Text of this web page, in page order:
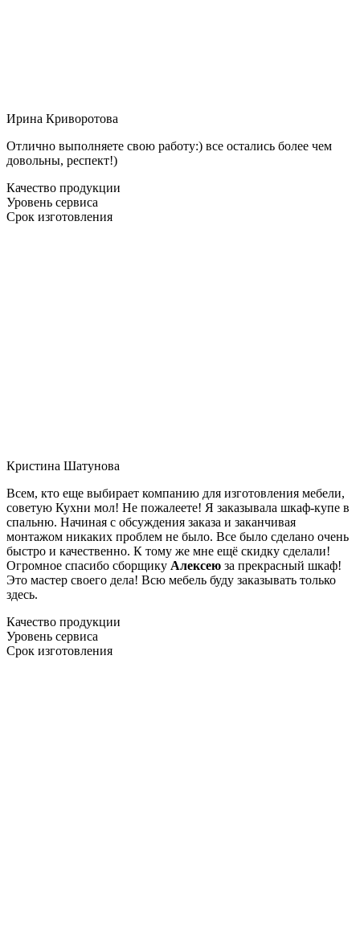
Ирина Криворотова
Отлично выполняете свою работу:) все остались более чем
довольны, респект!)
Качество продукции
Уровень сервиса
Срок изготовления
Кристина Шатунова
Всем, кто еще выбирает компанию для изготовления мебели,
советую Кухни мол! Не пожалеете! Я заказывала шкаф-купе в
спальню. Начиная с обсуждения заказа и заканчивая
монтажом никаких проблем не было. Все было сделано очень
быстро и качественно. К тому же мне ещё скидку сделали!
Огромное спасибо сборщику Алексею за прекрасный шкаф!
Это мастер своего дела! Всю мебель буду заказывать только
здесь.
Качество продукции
Уровень сервиса
Срок изготовления